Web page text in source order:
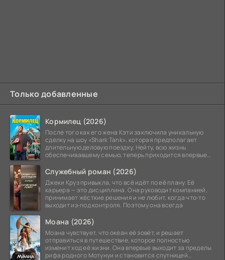
Только добавленные
Кормилец (2026)
После того как его жена Кэти заключила уникальную
сделку на шоу «Shark Tank», которая предполагает
длительную деловую поездку, Нейту, всю жизнь
обеспечивавшему семью, теперь приходится впервые
Служебный роман (2026)
Джеки Круз привыкла, что всё идёт по её плану. Её
карьера — это дисциплина. Она руководит компанией,
принимает жёсткие решения и не любит, когда что‑то
выходит из‑под контроля. Поэтому она всегда
Моана (2026)
Моана чувствует, что океан её зовёт, и решает
отправиться в путешествие, которое полностью
изменит ход её жизни. Она впервые выходит за пределы
рифа родного Мотунуи и становится спутницей